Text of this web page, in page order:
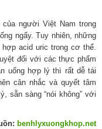
người Việt Nam trong
ngấy. Tuy nhiên, những
hợp acid uric trong cơ thể.
đối với các thực phẩm
uống hợp lý thì rất dễ tái
cân nhắc và quyết tâm
sẵn sàng “nói không” với
benhlyxuongkhop.net